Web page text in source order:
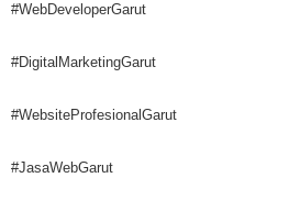
#WebDeveloperGarut
#DigitalMarketingGarut
#WebsiteProfesionalGarut
#JasaWebGarut